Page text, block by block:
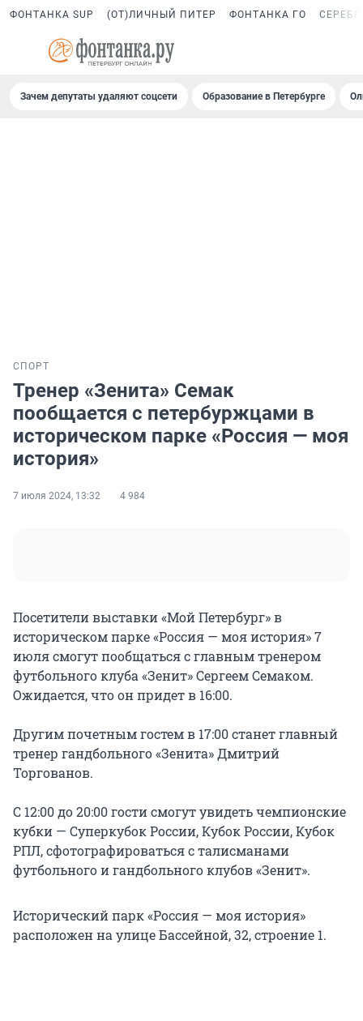
ФОНТАНКА SUP (ОТ)ЛИЧНЫЙ ПИТЕР ФОНТАНКА ГО
Зачем депутаты удаляют соцсети Образование в Петербурге
СПОРТ
Тренер «Зенита» Семак
пообщается с петербуржцами в
историческом парке «Россия — моя
история»
7 июля 2024, 13:32 4 984
Посетители выставки «Мой Петербург» в
историческом парке «Россия — моя история» 7
июля смогут пообщаться с главным тренером
футбольного клуба «Зенит» Сергеем Семаком.
Ожидается, что он придет в 16:00.
Другим почетным гостем в 17:00 станет главный
тренер гандбольного «Зенита» Дмитрий
Торгованов.
С 12:00 до 20:00 гости смогут увидеть чемпионские
кубки — Суперкубок России, Кубок России, Кубок
РПЛ, сфотографироваться с талисманами
футбольного и гандбольного клубов «Зенит».
Исторический парк «Россия — моя история»
расположен на улице Бассейной, 32, строение 1.